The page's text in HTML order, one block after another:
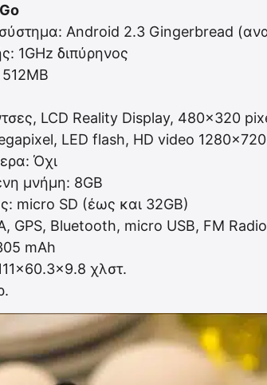
σύστημα: Android 2.3 Gingerbread
1GHz διπύρηνος
LCD Reality Display, 480×320
LED flash, HD video
Όχι
μνήμη: 8GB
micro SD (έως και 32GB)
GPS, Bluetooth, micro USB, FM Radio
mAh
χλστ.